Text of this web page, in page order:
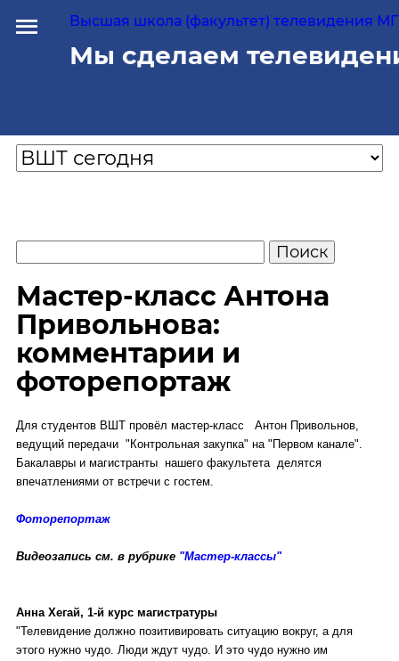
Высшая школа (факультет) телевидения
Мы сделаем
Мастер-класс Антона
Привольнова:
комментарии и
фоторепортаж
Для студентов ВШТ провёл мастер-класс Антон Привольнов,
ведущий передачи "Контрольная закупка" на "Первом канале".
Бакалавры и магистранты нашего факультета делятся
впечатлениями от встречи с гостем.
Фоторепортаж
Видеозапись см. в рубрике "Мастер-классы"
Анна Хегай, 1-й курс магистратуры
"Телевидение должно позитивировать ситуацию вокруг, а для
этого нужно чудо. Люди ждут чудо. И это чудо нужно им